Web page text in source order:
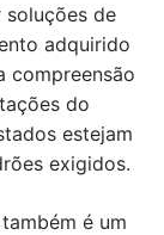
soluções de
adquirido
compreensão
do
estejam
exigidos.
é um